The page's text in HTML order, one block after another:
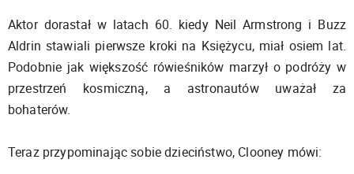
Aktor dorastał w latach 60. kiedy Neil Armstrong i Buzz
Aldrin stawiali pierwsze kroki na Księżycu, miał osiem lat.
Podobnie jak większość rówieśników marzył o podróży w
przestrzeń kosmiczną, a astronautów uważał za
bohaterów.
Teraz przypominając sobie dzieciństwo, Clooney mówi: